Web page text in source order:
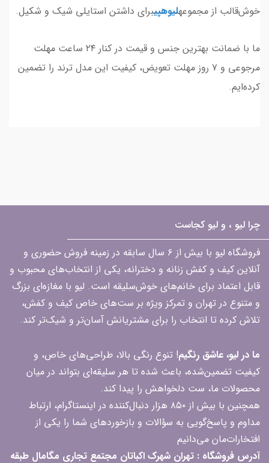
خوش‌قالب از مجموعهلیوهپیبرای داشتن استایلی شیک و شکیل.
ما با ضمانت بهترین جنس و قیمت در کنار ۲۴ ساعت مهلت
مرجوعی و ۷ روز مهلت تعویض، کیفیت این مدل ترند را تضمین
کرده‌ایم.
چرا لیو ، و لیو کجاست
فروشگاه لیو با بیش از ۶ سال سابقه در زمینه فروش حضوری و
آنلاین کیف و کفش زنانه و دخترانه، یکی از انتخاب‌های محبوب و
قابل اعتماد برای خانم‌های خوش‌سلیقه است. لیو با مغازه‌ای بزرگ
و متنوع در تهران و تمرکز ویژه بر ست‌های خاص کیف و کفش،
تلاش کرده تا انتخاب را برای مشتریانش آسان‌تر و شیک‌تر کند.
ما در لیو، عاشق رنگیم! تنوع رنگی بالا، طراحی‌های خاص، و
کیفیت تضمین‌شده، باعث شده تا هر سلیقه‌ای بتواند در میان
محصولات ما، ست دلخواهش را پیدا کند.
همچنین با بیش از ۸۵۰ هزار دنبال‌کننده در اینستاگرام، ارتباط
مداوم و پاسخ‌گویی به سؤالات و بازخوردهای شما را یکی از
افتخارات‌مان می‌دانیم
آدرس فروشگاه : تهران شهرک اکباتان مجتمع تجاری مگامال طبقه